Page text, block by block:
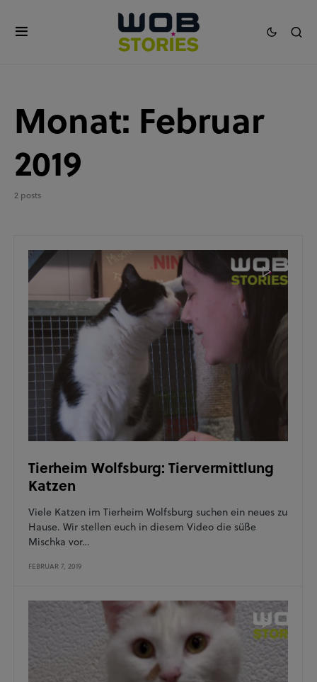
Monat: Februar
2019
2 posts
Tierheim Wolfsburg: Tiervermittlung
Katzen
Viele Katzen im Tierheim Wolfsburg suchen ein neues zu
Hause. Wir stellen euch in diesem Video die süße
Mischka vor…
FEBRUAR 7, 2019